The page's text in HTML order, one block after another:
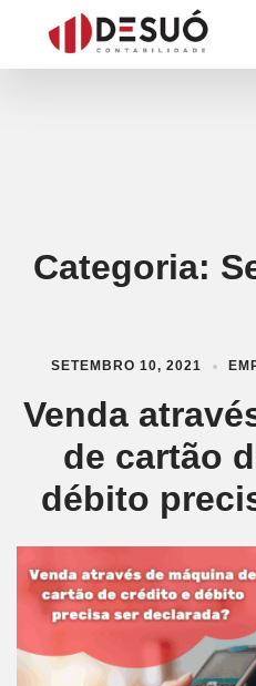
Categoria:
SETEMBRO 10, 2021
Venda
de cartão
débito